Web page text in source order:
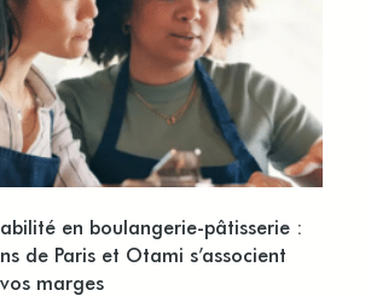
en boulangerie-pâtisserie :
de Paris et Otami s’associent
marges